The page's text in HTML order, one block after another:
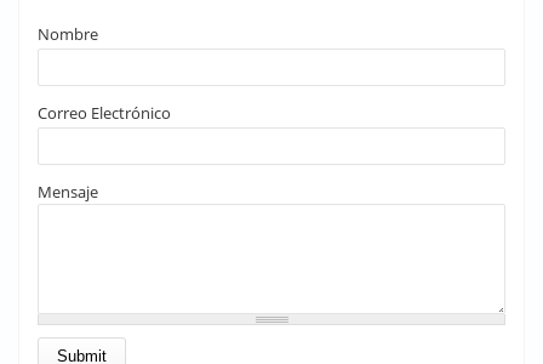
Nombre
Correo Electrónico
Mensaje